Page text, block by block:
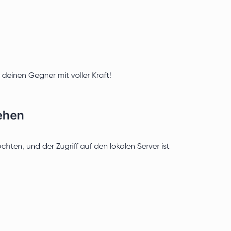
Gegner mit voller Kraft!
und der Zugriff auf den lokalen Server ist